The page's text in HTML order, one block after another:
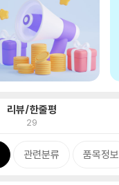
리뷰/한줄평
29
관련분류 품목정보